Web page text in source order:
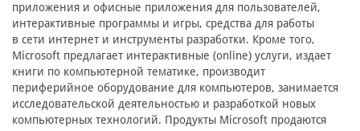
приложения и офисные приложения для пользователей,
интерактивные программы и игры, средства для работы
в сети интернет и инструменты разработки. Кроме того,
Microsoft предлагает интерактивные (online) услуги, издает
книги по компьютерной тематике, производит
периферийное оборудование для компьютеров, занимается
исследовательской деятельностью и разработкой новых
компьютерных технологий. Продукты Microsoft продаются